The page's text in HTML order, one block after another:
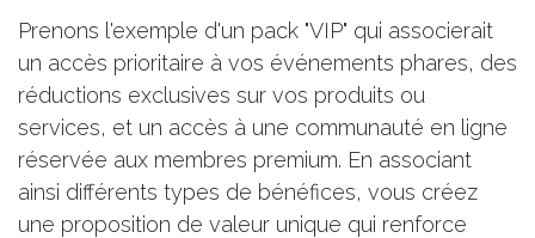
Prenons l'exemple d'un pack "VIP" qui associerait
un accès prioritaire à vos événements phares, des
réductions exclusives sur vos produits ou
services, et un accès à une communauté en ligne
réservée aux membres premium. En associant
ainsi différents types de bénéfices, vous créez
une proposition de valeur unique qui renforce